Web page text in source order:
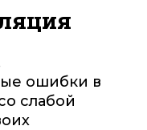
ошибки в
слабой